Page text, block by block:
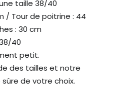
taille 38/40
/ Tour de poitrine : 44
: 30 cm
40
petit.
des tailles et notre
de votre choix.